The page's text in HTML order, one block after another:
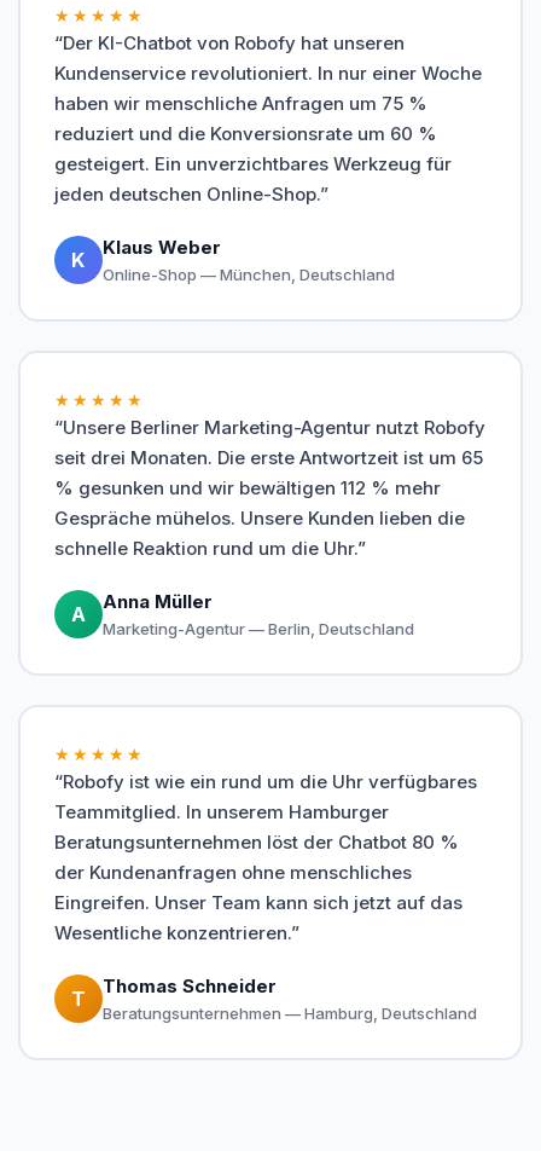
★★★★★
“Der KI-Chatbot von Robofy hat unseren
Kundenservice revolutioniert. In nur einer Woche
haben wir menschliche Anfragen um 75 %
reduziert und die Konversionsrate um 60 %
gesteigert. Ein unverzichtbares Werkzeug für
jeden deutschen Online-Shop.”
K
Klaus Weber
Online-Shop — München, Deutschland
★★★★★
“Unsere Berliner Marketing-Agentur nutzt Robofy
seit drei Monaten. Die erste Antwortzeit ist um 65
% gesunken und wir bewältigen 112 % mehr
Gespräche mühelos. Unsere Kunden lieben die
schnelle Reaktion rund um die Uhr.”
A
Anna Müller
Marketing-Agentur — Berlin, Deutschland
★★★★★
“Robofy ist wie ein rund um die Uhr verfügbares
Teammitglied. In unserem Hamburger
Beratungsunternehmen löst der Chatbot 80 %
der Kundenanfragen ohne menschliches
Eingreifen. Unser Team kann sich jetzt auf das
Wesentliche konzentrieren.”
T
Thomas Schneider
Beratungsunternehmen — Hamburg, Deutschland